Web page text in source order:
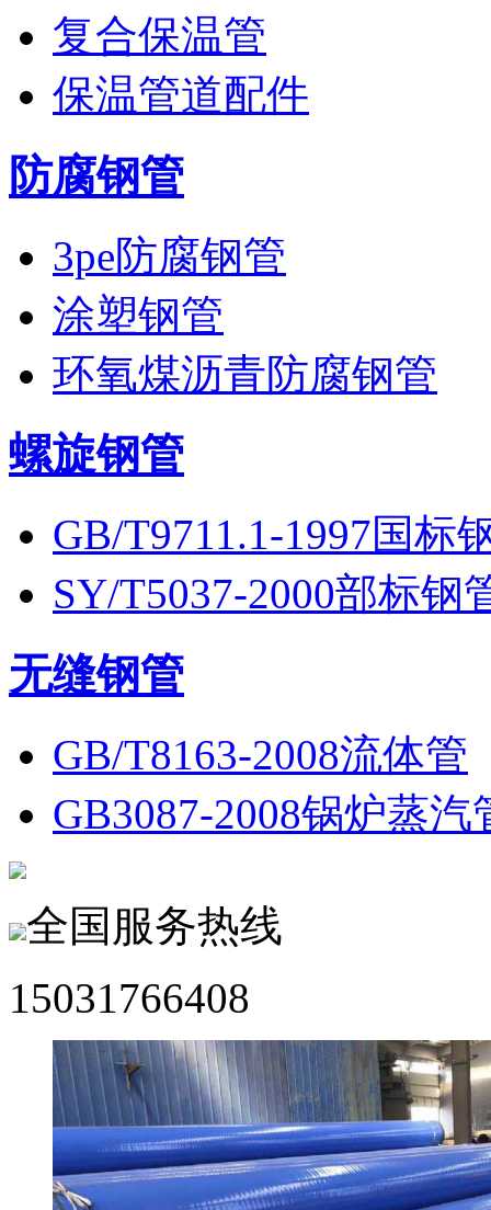
复合保温管
保温管道配件
防腐钢管
3pe防腐钢管
涂塑钢管
环氧煤沥青防腐钢管
螺旋钢管
GB/T9711.1-1997国标
SY/T5037-2000部标钢
无缝钢管
GB/T8163-2008流体管
GB3087-2008锅炉蒸汽
全国服务热线
15031766408